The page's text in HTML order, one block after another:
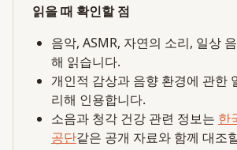
읽을 때 확인할 점
음악, ASMR, 자연의 소리, 일상
해 읽습니다.
개인적 감상과 음향 환경에 관한
리해 인용합니다.
소음과 청각 건강 관련 정보는 한
공단같은 공개 자료와 함께 대조